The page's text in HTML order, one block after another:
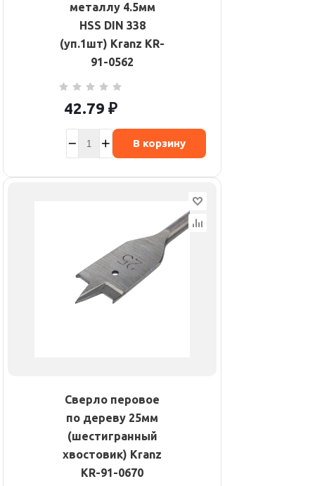
металлу 4.5мм
HSS DIN 338
(уп.1шт) Kranz KR-
91-0562
42.79 ₽
В корзину
Сверло перовое
по дереву 25мм
(шестигранный
хвостовик) Kranz
KR-91-0670